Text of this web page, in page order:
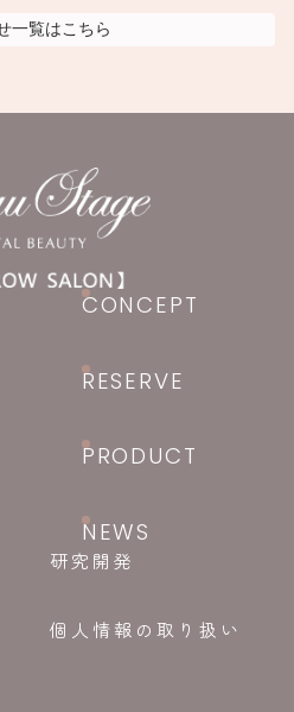
一覧はこちら
CONCEPT
RESERVE
PRODUCT
NEWS
研究開発
個人情報の取り扱い